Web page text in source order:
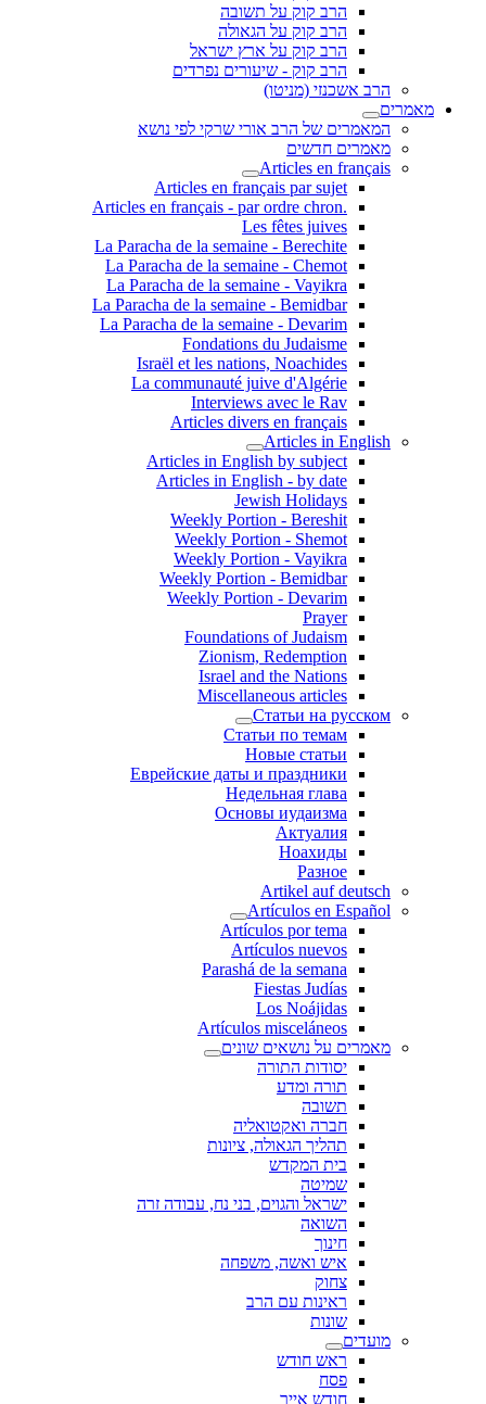
הרב קוק על תשובה
הרב קוק על הגאולה
הרב קוק על ארץ ישראל
הרב קוק - שיעורים נפרדים
הרב אשכנזי (מניטו)
מאמרים
המאמרים של הרב אורי שרקי לפי נושא
מאמרים חדשים
Articles en français
Articles en français par sujet
.Articles en français - par ordre chron
Les fêtes juives
La Paracha de la semaine - Berechite
La Paracha de la semaine - Chemot
La Paracha de la semaine - Vayikra
La Paracha de la semaine - Bemidbar
La Paracha de la semaine - Devarim
Fondations du Judaisme
Israël et les nations, Noachides
La communauté juive d'Algérie
Interviews avec le Rav
Articles divers en français
Articles in English
Articles in English by subject
Articles in English - by date
Jewish Holidays
Weekly Portion - Bereshit
Weekly Portion - Shemot
Weekly Portion - Vayikra
Weekly Portion - Bemidbar
Weekly Portion - Devarim
Prayer
Foundations of Judaism
Zionism, Redemption
Israel and the Nations
Miscellaneous articles
Статьи на русском
Статьи по темам
Новые статьи
Еврейские даты и праздники
Недельная глава
Основы иудаизма
Актуалия
Ноахиды
Разное
Artikel auf deutsch
Artículos en Español
Artículos por tema
Artículos nuevos
Parashá de la semana
Fiestas Judías
Los Noájidas
Artículos misceláneos
מאמרים על נושאים שונים
יסודות התורה
תורה ומדע
תשובה
חברה ואקטואליה
תהליך הגאולה, ציונות
בית המקדש
שמיטה
ישראל והגוים, בני נח, עבודה זרה
השואה
חינוך
איש ואשה, משפחה
צחוק
ראינות עם הרב
שונות
מועדים
ראש חודש
פסח
חודש אייר